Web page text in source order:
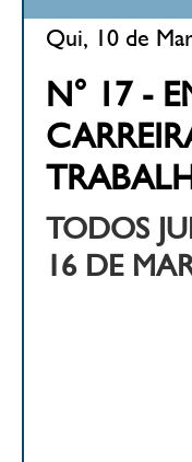
Qui, 10 de
N° 17 -
TODOS
16 DE